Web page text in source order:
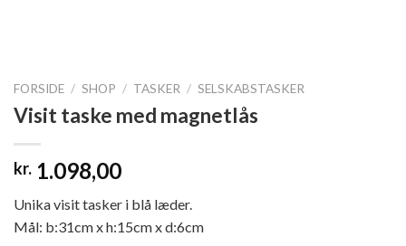
FORSIDE / SHOP / TASKER / SELSKABSTASKER
Visit taske med magnetlås
kr. 1.098,00
Unika visit tasker i blå læder.
Mål: b:31cm x h:15cm x d:6cm